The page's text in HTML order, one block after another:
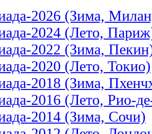
2026 (Зима,
2024 (Лето,
2022 (Зима,
2020 (Лето, Токио)
2018 (Зима,
2016 (Лето, Рио-
2014 (Зима, Сочи)